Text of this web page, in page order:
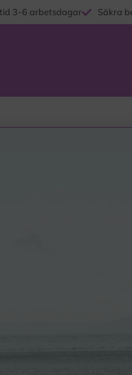
3-6 arbetsdagar Säkra